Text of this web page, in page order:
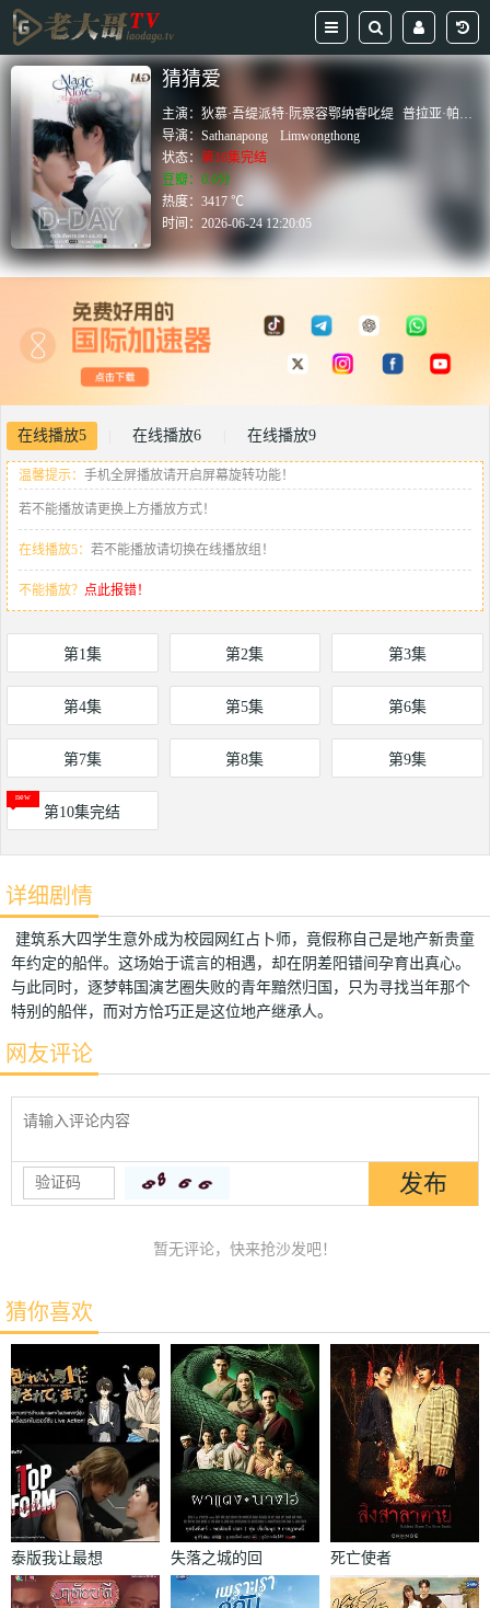
猜猜爱
主演：狄慕·吾缇派特·阮察容鄂纳睿叱缇 普拉亚·帕东苏克
导演：Sathanapong
Limwongthong
状态：第10集完结
豆瓣：0.0分
热度：3417 ℃
时间：2026-06-24 12:20:05
在线播放5 在线播放6 在线播放9
温馨提示： 手机全屏播放请开启屏幕旋转功能！
若不能播放请更换上方播放方式！
在线播放5： 若不能播放请切换在线播放组！
不能播放？ 点此报错！
第1集 第2集 第3集
第4集 第5集 第6集
第7集 第8集 第9集
第10集完结
详细剧情
建筑系大四学生意外成为校园网红占卜师，竟假称自己是地产新贵童
年约定的船伴。这场始于谎言的相遇，却在阴差阳错间孕育出真心。
与此同时，逐梦韩国演艺圈失败的青年黯然归国，只为寻找当年那个
特别的船伴，而对方恰巧正是这位地产继承人。
网友评论
暂无评论，快来抢沙发吧！
猜你喜欢
泰版我让最想
被拥抱的男人
失落之城的回
声
死亡使者